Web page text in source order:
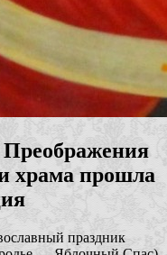
Преображения
храма прошла
праздник